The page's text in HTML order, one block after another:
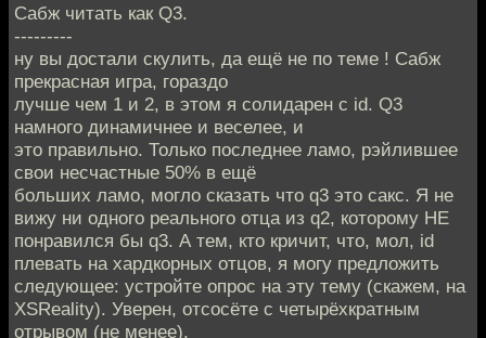
Сабж читать как Q3.
---------
ну вы достали скулить, да ещё не по теме ! Сабж
прекрасная игра, гораздо
лучше чем 1 и 2, в этом я солидарен с id. Q3
намного динамичнее и веселее, и
это правильно. Только последнее ламо, рэйлившее
свои несчастные 50% в ещё
больших ламо, могло сказать что q3 это сакс. Я не
вижу ни одного реального отца из q2, которому HЕ
понравился бы q3. А тем, кто кричит, что, мол, id
плевать на хардкорных отцов, я могу предложить
следующее: устройте опрос на эту тему (скажем, на
XSReality). Уверен, отсосёте с четырёхкратным
отрывом (не менее).